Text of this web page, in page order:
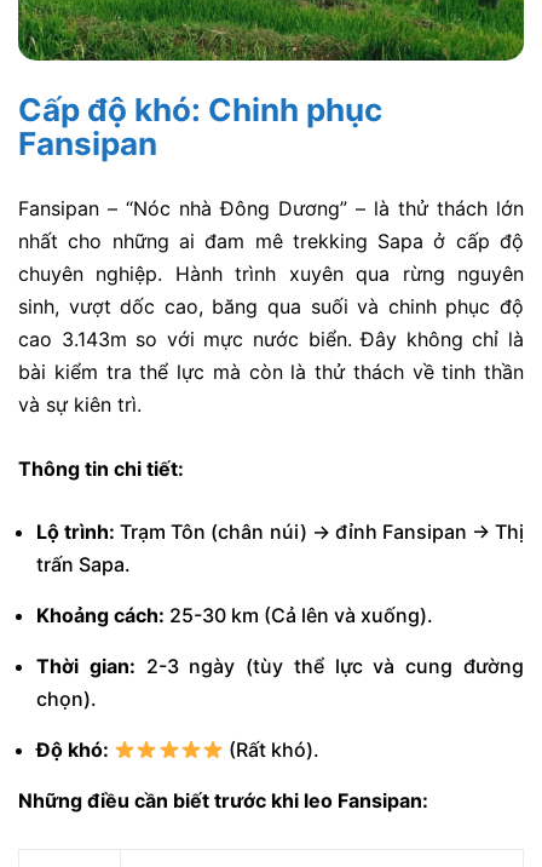
Cấp độ khó: Chinh phục
Fansipan
Fansipan – “Nóc nhà Đông Dương” – là thử thách lớn
nhất cho những ai đam mê trekking Sapa ở cấp độ
chuyên nghiệp. Hành trình xuyên qua rừng nguyên
sinh, vượt dốc cao, băng qua suối và chinh phục độ
cao 3.143m so với mực nước biển. Đây không chỉ là
bài kiểm tra thể lực mà còn là thử thách về tinh thần
và sự kiên trì.
Thông tin chi tiết:
Lộ trình: Trạm Tôn (chân núi) → đỉnh Fansipan → Thị
trấn Sapa.
Khoảng cách: 25-30 km (Cả lên và xuống).
Thời gian: 2-3 ngày (tùy thể lực và cung đường
chọn).
Độ khó: (Rất khó).
Những điều cần biết trước khi leo Fansipan: